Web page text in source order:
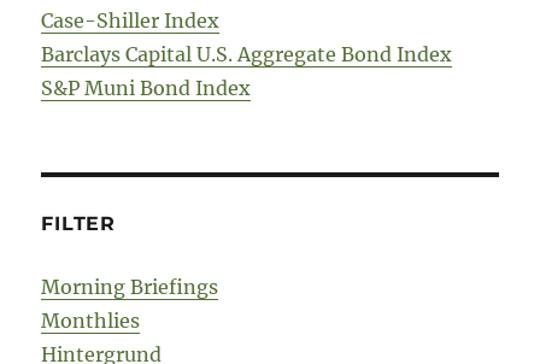
Case-Shiller Index
Barclays Capital U.S. Aggregate Bond Index
S&P Muni Bond Index
FILTER
Morning Briefings
Monthlies
Hintergrund